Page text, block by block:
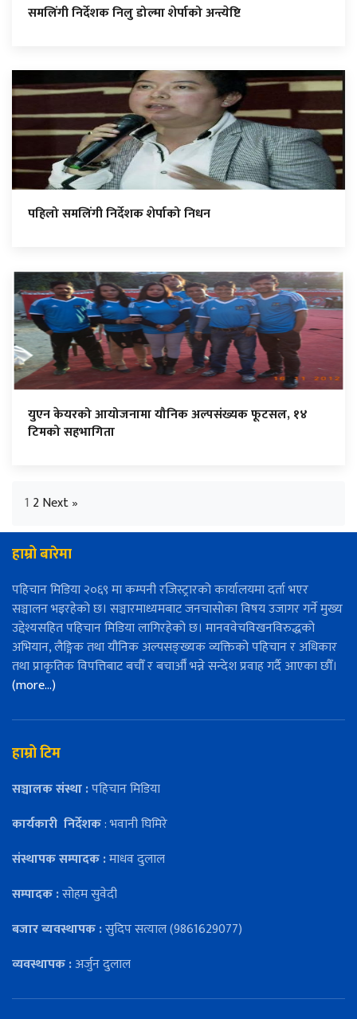
समलिंगी निर्देशक निलु डोल्मा शेर्पाको अन्त्येष्टि
पहिलो समलिंगी निर्देशक शेर्पाको निधन
युएन केयरको आयोजनामा यौनिक अल्पसंख्यक फूटसल, १४
टिमको सहभागिता
1 2Next »
हाम्रो बारेमा
पहिचान मिडिया २०६९ मा कम्पनी रजिस्ट्रारको कार्यालयमा दर्ता भएर
सञ्चालन भइरहेको छ। सञ्चारमाध्यमबाट जनचासोका विषय उजागर गर्ने मुख्य
उद्देश्यसहित पहिचान मिडिया लागिरहेको छ। मानववेचविखनविरुद्धको
अभियान, लैङ्गिक तथा यौनिक अल्पसङ्ख्यक व्यक्तिको पहिचान र अधिकार
तथा प्राकृतिक विपत्तिबाट बचौँ र बचाऔँ भन्ने सन्देश प्रवाह गर्दै आएका छौँ।
(more…)
हाम्रो टिम
सञ्चालक संस्था :पहिचान मिडिया
कार्यकारी निर्देशक: भवानी घिमिरे
संस्थापक सम्पादक :माधव दुलाल
सम्पादक :सोहम सुवेदी
बजार ब्यवस्थापक :सुदिप सत्याल (9861629077)
व्यवस्थापक :अर्जुन दुलाल